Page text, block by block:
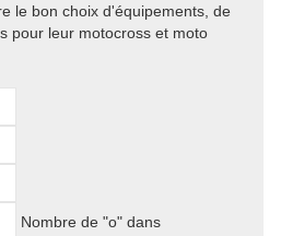
le bon choix d'équipements, de
pour leur motocross et moto
Nombre de "o" dans